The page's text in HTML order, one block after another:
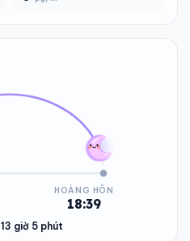
HOÀNG HÔN
18:39
13 giờ 5 phút